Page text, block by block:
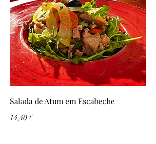
Salada de Atum em Escabeche
14,40 €